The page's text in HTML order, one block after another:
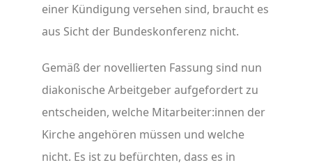
einer Kündigung versehen sind, braucht es
aus Sicht der Bundeskonferenz nicht.
Gemäß der novellierten Fassung sind nun
diakonische Arbeitgeber aufgefordert zu
entscheiden, welche Mitarbeiter:innen der
Kirche angehören müssen und welche
nicht. Es ist zu befürchten, dass es in